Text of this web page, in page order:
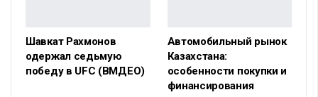
Шавкат Рахмонов
одержал седьмую
победу в UFC (ВМДЕО)
Автомобильный рынок
Казахстана:
особенности покупки и
финансирования